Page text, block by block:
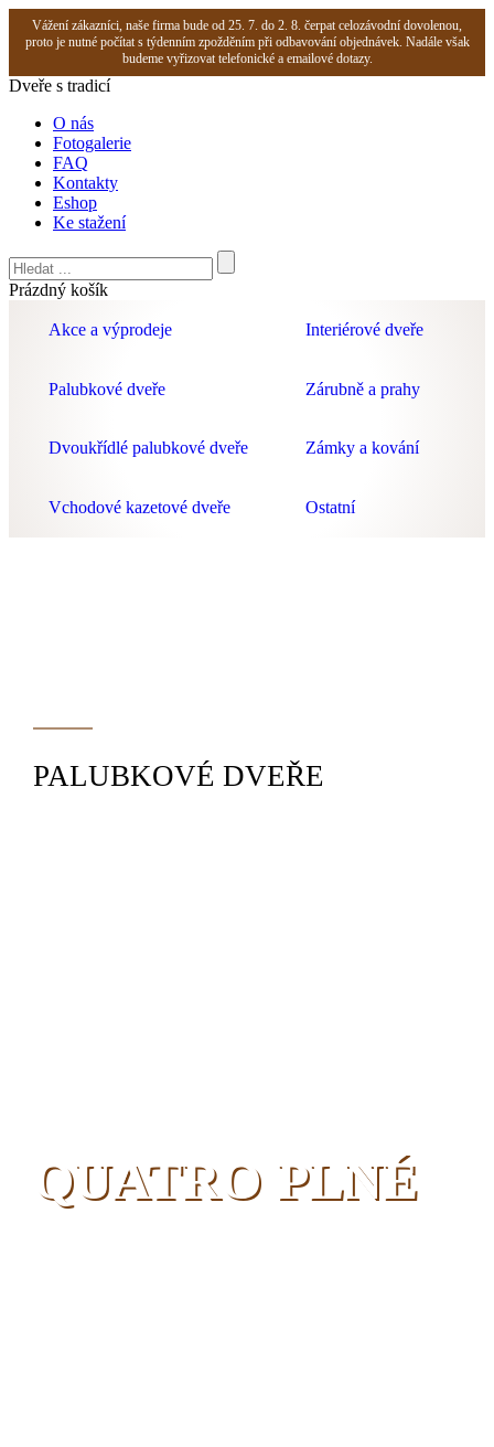
Vážení zákazníci, naše firma bude od 25. 7. do 2. 8. čerpat celozávodní dovolenou,
proto je nutné počítat s týdenním zpožděním při odbavování objednávek. Nadále však
budeme vyřizovat telefonické a emailové dotazy.
Dveře s tradicí
O nás
Fotogalerie
FAQ
Kontakty
Eshop
Ke stažení
Prázdný košík
Akce a výprodeje
Palubkové dveře
Dvoukřídlé palubkové dveře
Vchodové kazetové dveře
Interiérové dveře
Zárubně a prahy
Zámky a kování
Ostatní
PALUBKOVÉ DVEŘE
QUATRO PLNÉ